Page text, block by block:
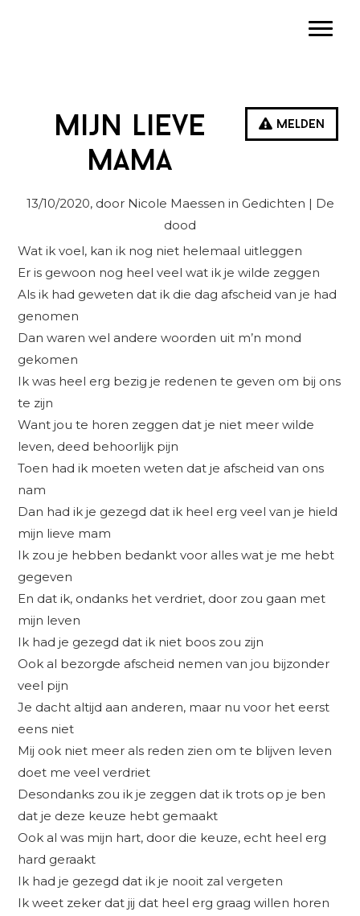
Melden
Mijn lieve
mama
13/10/2020, door Nicole Maessen in Gedichten | De
dood
Wat ik voel, kan ik nog niet helemaal uitleggen
Er is gewoon nog heel veel wat ik je wilde zeggen
Als ik had geweten dat ik die dag afscheid van je had
genomen
Dan waren wel andere woorden uit m’n mond
gekomen
Ik was heel erg bezig je redenen te geven om bij ons
te zijn
Want jou te horen zeggen dat je niet meer wilde
leven, deed behoorlijk pijn
Toen had ik moeten weten dat je afscheid van ons
nam
Dan had ik je gezegd dat ik heel erg veel van je hield
mijn lieve mam
Ik zou je hebben bedankt voor alles wat je me hebt
gegeven
En dat ik, ondanks het verdriet, door zou gaan met
mijn leven
Ik had je gezegd dat ik niet boos zou zijn
Ook al bezorgde afscheid nemen van jou bijzonder
veel pijn
Je dacht altijd aan anderen, maar nu voor het eerst
eens niet
Mij ook niet meer als reden zien om te blijven leven
doet me veel verdriet
Desondanks zou ik je zeggen dat ik trots op je ben
dat je deze keuze hebt gemaakt
Ook al was mijn hart, door die keuze, echt heel erg
hard geraakt
Ik had je gezegd dat ik je nooit zal vergeten
Ik weet zeker dat jij dat heel erg graag willen horen